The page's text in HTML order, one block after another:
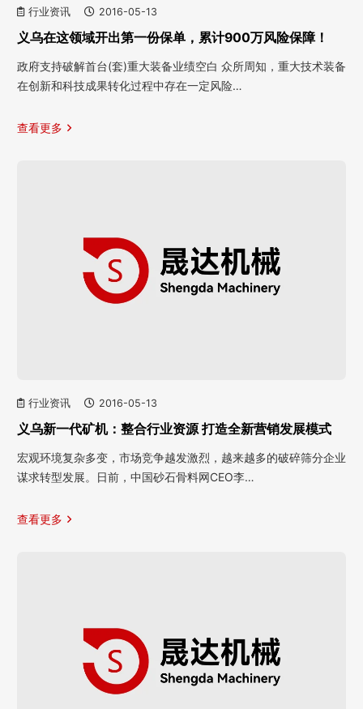
行业资讯 2016-05-13
义乌在这领域开出第一份保单，累计900万风险保障！
政府支持破解首台(套)重大装备业绩空白 众所周知，重大技术装备
在创新和科技成果转化过程中存在一定风险…
查看更多
行业资讯 2016-05-13
义乌新一代矿机：整合行业资源 打造全新营销发展模式
宏观环境复杂多变，市场竞争越发激烈，越来越多的破碎筛分企业
谋求转型发展。日前，中国砂石骨料网CEO李…
查看更多